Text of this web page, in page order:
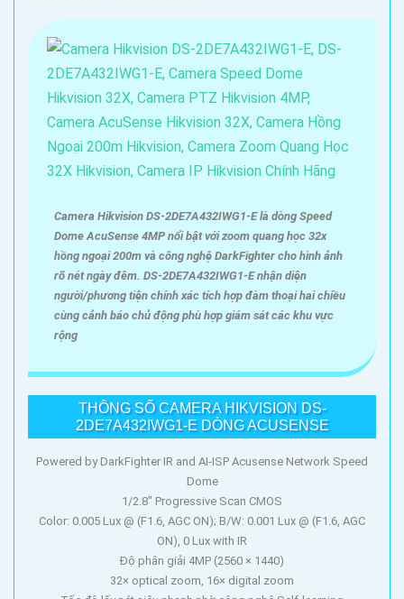
Camera Hikvision DS-2DE7A432IWG1-E là dòng Speed
Dome AcuSense 4MP nổi bật với zoom quang học 32x
hồng ngoại 200m và công nghệ DarkFighter cho hình ảnh
rõ nét ngày đêm. DS-2DE7A432IWG1-E nhận diện
người/phương tiện chính xác tích hợp đàm thoại hai chiều
cùng cảnh báo chủ động phù hợp giám sát các khu vực
rộng
THÔNG SỐ CAMERA HIKVISION DS-
2DE7A432IWG1-E DÒNG ACUSENSE
Powered by DarkFighter IR and AI-ISP Acusense Network Speed
Dome
1/2.8" Progressive Scan CMOS
Color: 0.005 Lux @ (F1.6, AGC ON); B/W: 0.001 Lux @ (F1.6, AGC
ON), 0 Lux with IR
Độ phân giải 4MP (2560 × 1440)
32× optical zoom, 16× digital zoom